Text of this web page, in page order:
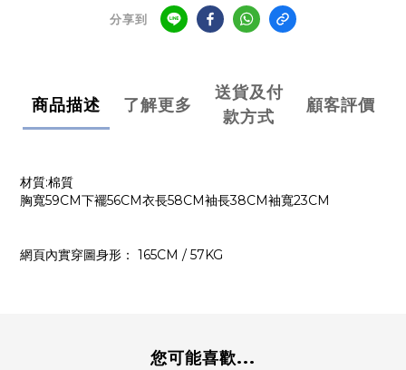
分享到
商品描述 了解更多
送貨及付
款方式
顧客評價
材質:棉質
胸寬59CM下襬56CM衣長58CM袖長38CM袖寬23CM
網頁內實穿圖身形： 165CM / 57KG
您可能喜歡...